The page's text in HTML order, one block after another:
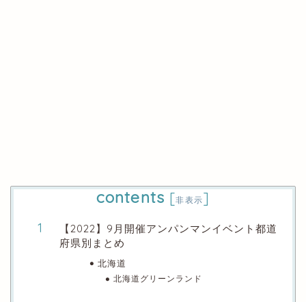
contents [非表示]
【2022】9月開催アンパンマンイベント都道
府県別まとめ
北海道
北海道グリーンランド